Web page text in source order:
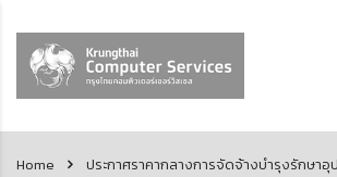
Home
ประกาศราคากลางการจัดจ้างบำรุงรักษา